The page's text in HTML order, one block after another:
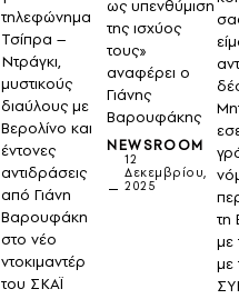
τηλεφώνημα
Τσίπρα –
Ντράγκι,
μυστικούς
διαύλους με
Βερολίνο και
έντονες
αντιδράσεις
από Γιάνη
Βαρουφάκη
στο νέο
ντοκιμαντέρ
του ΣΚΑΪ
ως υπενθύμιση
της ισχύος
τους»
αναφέρει ο
Γιάνης
Βαρουφάκης
NEWSROOM
12
Δεκεμβρίου,
2025
τη
με
με